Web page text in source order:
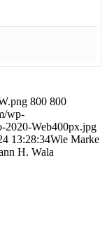
800 800
wp-
2020-Web400px.jpg
13:28:34Wie Marke
H. Wala